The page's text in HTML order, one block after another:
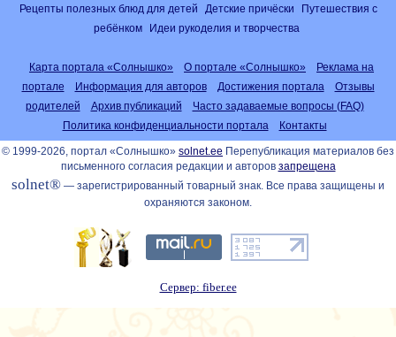
Рецепты полезных блюд для детей
Детские причёски
Путешествия с
ребёнком
Идеи рукоделия и творчества
Карта портала «Солнышко» О портале «Солнышко»
Реклама на
портале
Информация для авторов Достижения портала
Отзывы
родителей
Архив публикаций
Часто задаваемые вопросы (FAQ)
Политика конфиденциальности портала
Контакты
© 1999-2026, портал «Солнышко» solnet.ee Перепубликация материалов без
письменного согласия редакции и авторов запрещена
solnet® — зарегистрированный товарный знак. Все права защищены и
охраняются законом.
Сервер: fiber.ee